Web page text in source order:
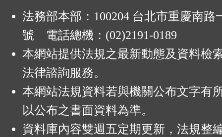
法務部本部：100204 台北市重慶南路
號 電話總機：(02)2191-0189
本網站提供法規之最新動態及資料檢
法律諮詢服務。
本網站法規資料若與機關公布文字有
以公布之書面資料為準。
資料庫內容雙週五定期更新，法規整